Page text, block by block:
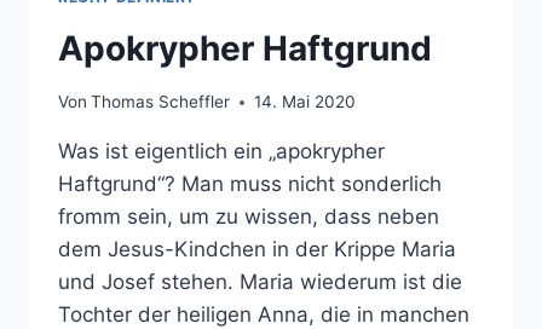
Apokrypher Haftgrund
Von Thomas Scheffler 14. Mai 2020
Was ist eigentlich ein „apokrypher
Haftgrund“? Man muss nicht sonderlich
fromm sein, um zu wissen, dass neben
dem Jesus-Kindchen in der Krippe Maria
und Josef stehen. Maria wiederum ist die
Tochter der heiligen Anna, die in manchen